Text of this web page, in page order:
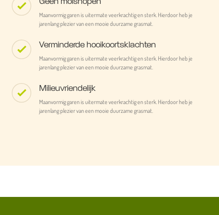
Maanvormig garen is uitermate veerkrachtig en sterk. Hierdoor heb je
jarenlang plezier van een mooie duurzame grasmat.
Verminderde hooikoortsklachten
Maanvormig garen is uitermate veerkrachtig en sterk. Hierdoor heb je
jarenlang plezier van een mooie duurzame grasmat.
Milieuvriendelijk
Maanvormig garen is uitermate veerkrachtig en sterk. Hierdoor heb je
jarenlang plezier van een mooie duurzame grasmat.